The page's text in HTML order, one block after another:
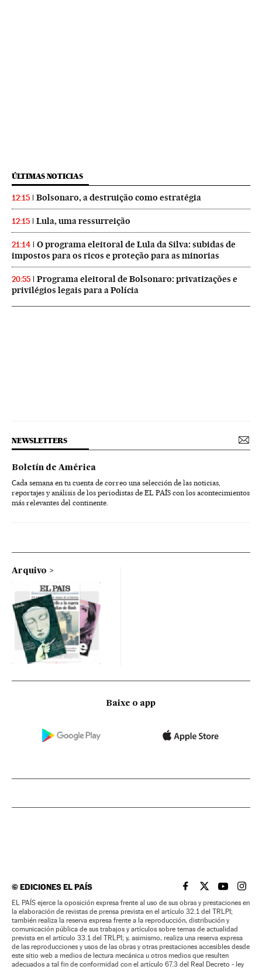
ÚLTIMAS NOTICIAS
12:15 Bolsonaro, a destruição como estratégia
12:15 Lula, uma ressurreição
21:14
O programa eleitoral de Lula da Silva: subidas de
impostos para os ricos e proteção para as minorias
20:55
Programa eleitoral de Bolsonaro: privatizações e
privilégios legais para a Polícia
NEWSLETTERS
Boletín de América
Cada semana en tu cuenta de correo una selección de las noticias,
reportajes y análisis de los periodistas de EL PAÍS con los acontecimientos
más relevantes del continente.
Arquivo
Baixe o app
©EDICIONES EL PAÍS EL PAÍS BRASIL EN
EL PAÍSEL PAÍS
EL
EL PAÍS ejerce la oposición expresa frente al uso de sus obras y prestaciones en
la elaboración de revistas de prensa prevista en el artículo 32.1 del TRLPI;
también realiza la reserva expresa frente a la reproducción, distribución y
comunicación pública de sus trabajos y artículos sobre temas de actualidad
prevista en el artículo 33.1 del TRLPI; y, asimismo, realiza una reserva expresa
de las reproducciones y usos de las obras y otras prestaciones accesibles desde
este sitio web a medios de lectura mecánica u otros medios que resulten
adecuados a tal fin de conformidad con el artículo 67.3 del Real Decreto - ley